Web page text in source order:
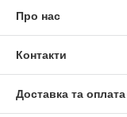
Про нас
Контакти
Доставка та оплата